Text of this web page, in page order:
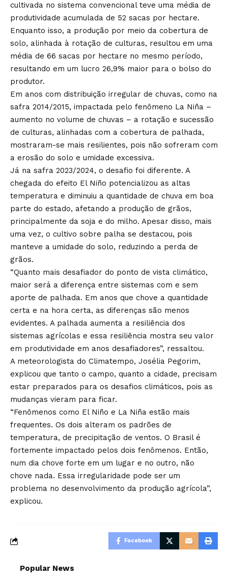
cultivada no sistema convencional teve uma média de
produtividade acumulada de 52 sacas por hectare.
Enquanto isso, a produção por meio da cobertura de
solo, alinhada à rotação de culturas, resultou em uma
média de 66 sacas por hectare no mesmo período,
resultando em um lucro 26,9% maior para o bolso do
produtor.
Em anos com distribuição irregular de chuvas, como na
safra 2014/2015, impactada pelo fenômeno La Niña –
aumento no volume de chuvas – a rotação e sucessão
de culturas, alinhadas com a cobertura de palhada,
mostraram-se mais resilientes, pois não sofreram com
a erosão do solo e umidade excessiva.
Já na safra 2023/2024, o desafio foi diferente. A
chegada do efeito El Niño potencializou as altas
temperatura e diminuiu a quantidade de chuva em boa
parte do estado, afetando a produção de grãos,
principalmente da soja e do milho. Apesar disso, mais
uma vez, o cultivo sobre palha se destacou, pois
manteve a umidade do solo, reduzindo a perda de
grãos.
“Quanto mais desafiador do ponto de vista climático,
maior será a diferença entre sistemas com e sem
aporte de palhada. Em anos que chove a quantidade
certa e na hora certa, as diferenças são menos
evidentes. A palhada aumenta a resiliência dos
sistemas agrícolas e essa resiliência mostra seu valor
em produtividade em anos desafiadores”, ressaltou.
A meteorologista do Climatempo, Josélia Pegorim,
explicou que tanto o campo, quanto a cidade, precisam
estar preparados para os desafios climáticos, pois as
mudanças vieram para ficar.
“Fenômenos como El Niño e La Niña estão mais
frequentes. Os dois alteram os padrões de
temperatura, de precipitação de ventos. O Brasil é
fortemente impactado pelos dois fenômenos. Então,
num dia chove forte em um lugar e no outro, não
chove nada. Essa irregularidade pode ser um
problema no desenvolvimento da produção agrícola”,
explicou.
Facebook
Popular News